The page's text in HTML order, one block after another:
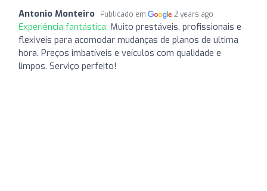
Antonio Monteiro Publicado em 2 years ago
Experiência fantástica: Muito prestáveis, profissionais e
flexiveis para acomodar mudanças de planos de ultima
hora. Preços imbatíveis e veículos com qualidade e
limpos. Serviço perfeito!